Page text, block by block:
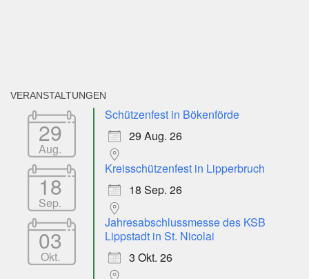
VERANSTALTUNGEN
29
Aug.
Schützenfest in Bökenförde
29 Aug. 26
18
Sep.
Kreisschützenfest in Lipperbruch
18 Sep. 26
03
Okt.
Jahresabschlussmesse des KSB
Lippstadt in St. Nicolai
3 Okt. 26